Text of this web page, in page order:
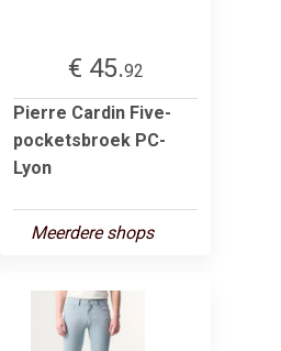
€ 45.92
Pierre Cardin Five-
pocketsbroek PC-
Lyon
Meerdere shops